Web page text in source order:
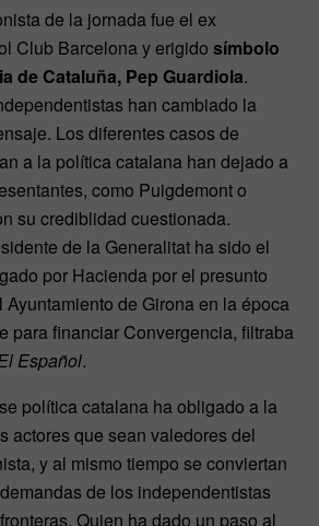
de la jornada fue el ex
Club Barcelona y erigido símbolo
de Cataluña, Pep Guardiola.
han cambiado la
Los diferentes casos de
a la política catalana han dejado a
como Puigdemont o
su crediblidad cuestionada.
de la Generalitat ha sido el
por Hacienda por el presunto
de Girona en la época
para financiar Convergencia, filtraba
Español.
política catalana ha obligado a la
actores que sean valedores del
y al mismo tiempo se conviertan
de los independentistas
Quien ha dado un paso al